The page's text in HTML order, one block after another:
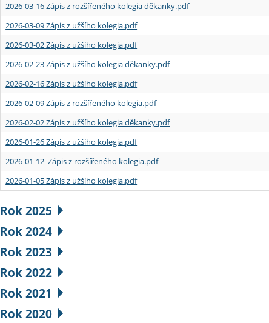
2026-03-16 Zápis z rozšířeného kolegia děkanky.pdf
2026-03-09 Zápis z užšího kolegia.pdf
2026-03-02 Zápis z užšího kolegia.pdf
2026-02-23 Zápis z užšího kolegia děkanky.pdf
2026-02-16 Zápis z užšího kolegia.pdf
2026-02-09 Zápis z rozšířeného kolegia.pdf
2026-02-02 Zápis z užšího kolegia děkanky.pdf
2026-01-26 Zápis z užšího kolegia.pdf
2026-01-12 Zápis z rozšířeného kolegia.pdf
2026-01-05 Zápis z užšího kolegia.pdf
Rok 2025
Rok 2024
Rok 2023
Rok 2022
Rok 2021
Rok 2020